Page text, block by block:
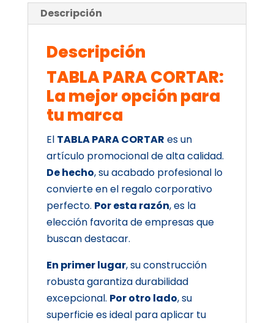
Descripción
Descripción
TABLA PARA CORTAR:
La mejor opción para
tu marca
El TABLA PARA CORTAR es un
artículo promocional de alta calidad.
De hecho, su acabado profesional lo
convierte en el regalo corporativo
perfecto. Por esta razón, es la
elección favorita de empresas que
buscan destacar.
En primer lugar, su construcción
robusta garantiza durabilidad
excepcional. Por otro lado, su
superficie es ideal para aplicar tu